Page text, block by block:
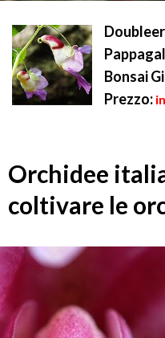
Bonsai
Prezzo:
Orchidee
coltivare le